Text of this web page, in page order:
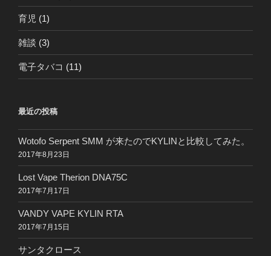
育児 (1)
雑談 (3)
電子タバコ (11)
最近の投稿
Wotofo Serpent SMM が来たのでKYLINと比較してみた。
2017年8月23日
Lost Vape Therion DNA75C
2017年7月17日
VANDY VAPE KYLIN RTA
2017年7月15日
サンタクロース